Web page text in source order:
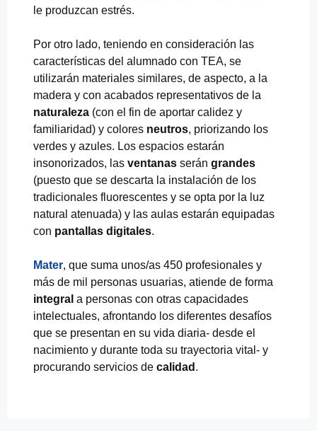
le produzcan estrés.
Por otro lado, teniendo en consideración las
características del alumnado con TEA, se
utilizarán materiales similares, de aspecto, a la
madera y con acabados representativos de la
naturaleza (con el fin de aportar calidez y
familiaridad) y colores neutros, priorizando los
verdes y azules. Los espacios estarán
insonorizados, las ventanas serán grandes
(puesto que se descarta la instalación de los
tradicionales fluorescentes y se opta por la luz
natural atenuada) y las aulas estarán equipadas
con pantallas digitales.
Mater, que suma unos/as 450 profesionales y
más de mil personas usuarias, atiende de forma
integral a personas con otras capacidades
intelectuales, afrontando los diferentes desafíos
que se presentan en su vida diaria- desde el
nacimiento y durante toda su trayectoria vital- y
procurando servicios de calidad .